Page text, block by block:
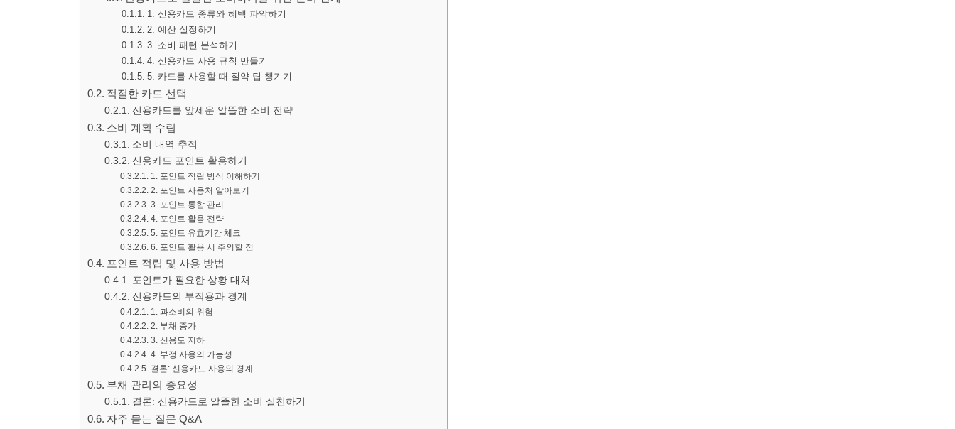
1. 신용카드 종류와 혜택 파악하기
2. 예산 설정하기
3. 소비 패턴 분석하기
4. 신용카드 사용 규칙 만들기
5. 카드를 사용할 때 절약 팁 챙기기
적절한 카드 선택
신용카드를 앞세운 알뜰한 소비 전략
소비 계획 수립
소비 내역 추적
신용카드 포인트 활용하기
1. 포인트 적립 방식 이해하기
2. 포인트 사용처 알아보기
3. 포인트 통합 관리
4. 포인트 활용 전략
5. 포인트 유효기간 체크
6. 포인트 활용 시 주의할 점
포인트 적립 및 사용 방법
포인트가 필요한 상황 대처
신용카드의 부작용과 경계
1. 과소비의 위험
2. 부채 증가
3. 신용도 저하
4. 부정 사용의 가능성
결론: 신용카드 사용의 경계
부채 관리의 중요성
결론: 신용카드로 알뜰한 소비 실천하기
자주 묻는 질문 Q&A